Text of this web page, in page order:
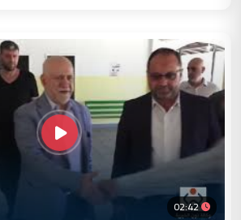
02:42